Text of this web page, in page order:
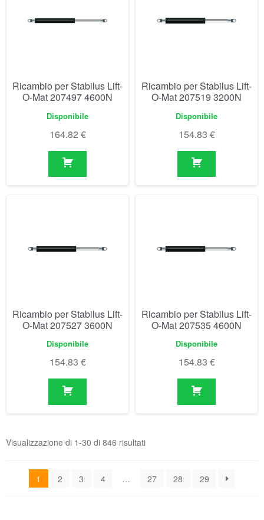
Ricambio per Stabilus Lift-
O-Mat 207497 4600N
Disponibile
164.82 €
Ricambio per Stabilus Lift-
O-Mat 207519 3200N
Disponibile
154.83 €
Ricambio per Stabilus Lift-
O-Mat 207527 3600N
Disponibile
154.83 €
Ricambio per Stabilus Lift-
O-Mat 207535 4600N
Disponibile
154.83 €
Visualizzazione di 1-30 di 846 risultati
1 2 3 4 … 27 28 29